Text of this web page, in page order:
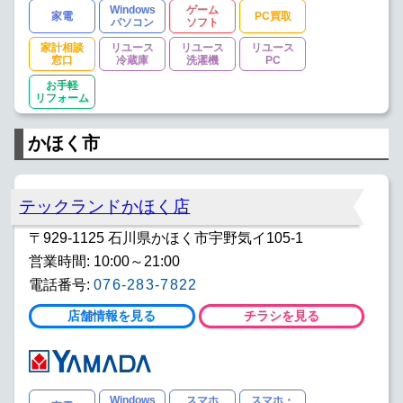
家電
Windows
パソコン
ゲーム
ソフト
PC買取
家計相談
窓口
リユース
冷蔵庫
リユース
洗濯機
リユース
PC
お手軽
リフォーム
かほく市
テックランドかほく店
〒929-1125 石川県かほく市宇野気イ105-1
営業時間: 10:00～21:00
電話番号: 076-283-7822
店舗情報を見る チラシを見る
Windows スマホ スマホ・